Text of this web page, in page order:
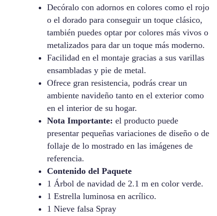
Decóralo con adornos en colores como el rojo
o el dorado para conseguir un toque clásico,
también puedes optar por colores más vivos o
metalizados para dar un toque más moderno.
Facilidad en el montaje gracias a sus varillas
ensambladas y pie de metal.
Ofrece gran resistencia, podrás crear un
ambiente navideño tanto en el exterior como
en el interior de su hogar.
Nota Importante: el producto puede
presentar pequeñas variaciones de diseño o de
follaje de lo mostrado en las imágenes de
referencia.
Contenido del Paquete
1 Árbol de navidad de 2.1 m en color verde.
1 Estrella luminosa en acrílico.
1 Nieve falsa Spray